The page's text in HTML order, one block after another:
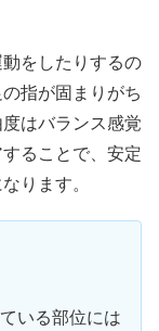
をしたりするの
指が固まりがち
はバランス感覚
ることで、安定
ります。
いる部位には